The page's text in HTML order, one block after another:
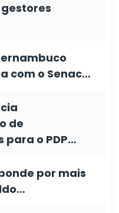
com o Senac…
de
para o PDP…
por mais